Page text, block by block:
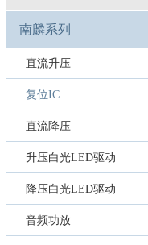
南麟系列
直流升压
复位IC
直流降压
升压白光LED驱动
降压白光LED驱动
音频功放